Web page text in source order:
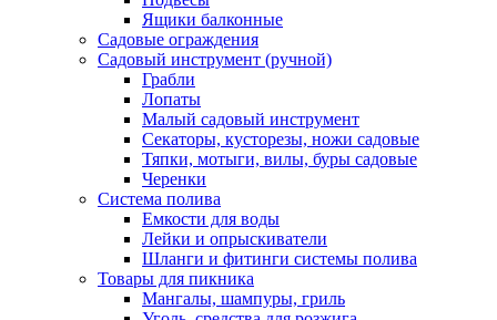
Ящики балконные
Садовые ограждения
Садовый инструмент (ручной)
Грабли
Лопаты
Малый садовый инструмент
Секаторы, кусторезы, ножи садовые
Тяпки, мотыги, вилы, буры садовые
Черенки
Система полива
Емкости для воды
Лейки и опрыскиватели
Шланги и фитинги системы полива
Товары для пикника
Мангалы, шампуры, гриль